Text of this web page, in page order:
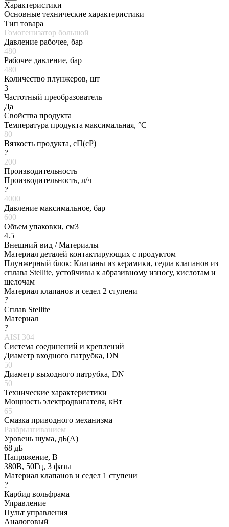
Характеристики
Основные технические характеристики
Тип товара
Гомогенизатор большой
Давление рабочее, бар
480
Рабочее давление, бар
480
Количество плунжеров, шт
3
Частотный преобразователь
Да
Свойства продукта
Температура продукта максимальная, °C
80
Вязкость продукта, сП(cP)
?
200
Производительность
Производительность, л/ч
?
4000
Давление максимальное, бар
600
Объем упаковки, см3
4.5
Внешний вид / Материалы
Материал деталей контактирующих с продуктом
Плунжерный блок: Клапаны из керамики, седла клапанов из
сплава Stellite, устойчивы к абразивному износу, кислотам и
щелочам
Материал клапанов и седел 2 ступени
?
Сплав Stellite
Материал
?
AISI 304
Система соединений и креплений
Диаметр входного патрубка, DN
50
Диаметр выходного патрубка, DN
50
Технические характеристики
Мощность электродвигателя, кВт
65
Смазка приводного механизма
Разбрызгиванием
Уровень шума, дБ(А)
68 дБ
Напряжение, В
380В, 50Гц, 3 фазы
Материал клапанов и седел 1 ступени
?
Карбид вольфрама
Управление
Пульт управления
Аналоговый